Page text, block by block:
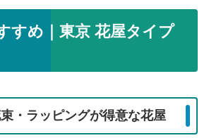
すめ｜東京 花屋タイプ
・ラッピングが得意な花屋